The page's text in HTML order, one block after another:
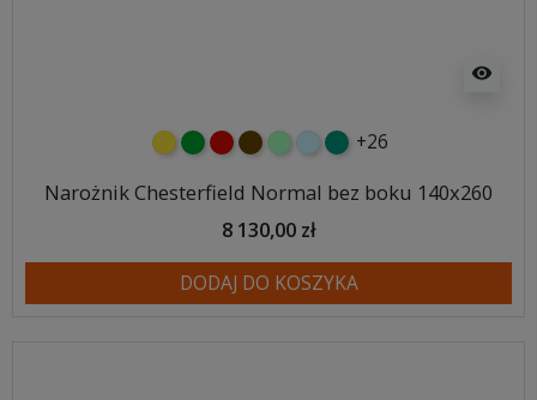
visibility
żółtyzielonyczerwony
czekoladowy
miętowybłękitny
turkusowy
+26
Narożnik Chesterfield Normal bez boku 140x260
8 130,00 zł
DODAJ DO KOSZYKA